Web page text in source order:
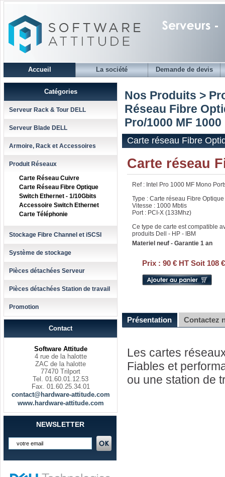
Accueil La société Demande de devis
Catégories
Serveur Rack & Tour DELL
Serveur Blade DELL
Armoire, Rack et Accessoires
Produit Réseaux
Carte Réseau Cuivre
Carte Réseau Fibre Optique
Switch Ethernet - 1/10Gbits
Accessoire Switch Ethernet
Carte Téléphonie
Stockage Fibre Channel et iSCSI
Système de stockage
Pièces détachées Serveur
Pièces détachées Station de travail
Promotion
Contact
Software Attitude
4 rue de la halotte
ZAC de la halotte
77470 Trilport
Tel. 01.60.01.12.53
Fax. 01.60.25.34.01
contact@hardware-attitude.com
www.hardware-attitude.com
NEWSLETTER
Nos Produits >
Réseau Fibre
Pro/1000 MF
Carte réseau Fibre
Carte réseau
Ref : Intel Pro 1000 MF Mono
Type : Carte réseau Fibre
Vitesse : 1000 Mbtis
Port : PCI-X (133Mhz)
Ce type de carte est compatible
produits Dell - HP - IBM
Materiel neuf - Garantie 1 an
Prix : 90 € HT Soit 108
Présentation Contactez
Les cartes
Fiables et
ou une station de